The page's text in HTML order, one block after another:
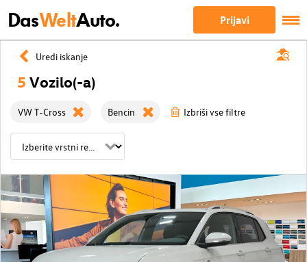
DasWeltAuto. Prijavi
Uredi iskanje
5 Vozilo(-a)
VW T-Cross Bencin Izbriši vse filtre